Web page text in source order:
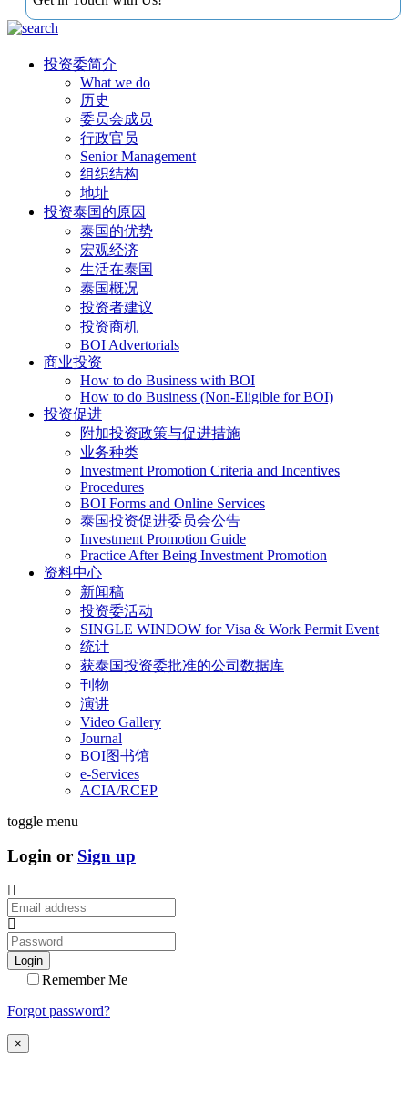
投资委简介
What we do
历史
委员会成员
行政官员
Senior Management
组织结构
地址
投资泰国的原因
泰国的优势
宏观经济
生活在泰国
泰国概况
投资者建议
投资商机
BOI Advertorials
商业投资
How to do Business with BOI
How to do Business (Non-Eligible for BOI)
投资促进
附加投资政策与促进措施
业务种类
Investment Promotion Criteria and Incentives
Procedures
BOI Forms and Online Services
泰国投资促进委员会公告
Investment Promotion Guide
Practice After Being Investment Promotion
资料中心
新闻稿
投资委活动
SINGLE WINDOW for Visa & Work Permit Event
统计
获泰国投资委批准的公司数据库
刊物
演讲
Video Gallery
Journal
BOI图书馆
e-Services
ACIA/RCEP
toggle menu
Login or Sign up
Login
Remember Me
Forgot password?
×